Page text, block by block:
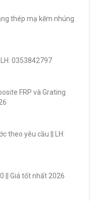
thép mạ kẽm nhúng
0353842797
FRP và Grating
theo yêu cầu || LH:
|| Giá tốt nhất 2026